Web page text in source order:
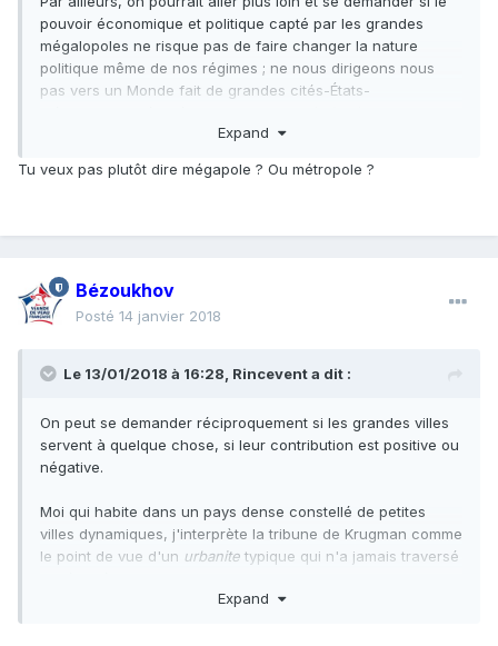
pouvoir économique et politique capté par les grandes
mégalopoles ne risque pas de faire changer la nature
politique même de nos régimes ; ne nous dirigeons nous
pas vers un Monde fait de grandes cités-États-
https://aeon.co/essays/the-end-of-a-world-
Expand
Tu veux pas plutôt dire mégapole ? Ou métropole ?
Bézoukhov
Posté 14 janvier 2018
Le 13/01/2018 à 16:28, Rinceventa dit :
On peut se demander réciproquement si les grandes villes
servent à quelque chose, si leur contribution est positive ou
négative.
Moi qui habite dans un pays dense constellé de petites
villes dynamiques, j'interprète la tribune de Krugman comme
le point de vue d'un urbanite typique qui n'a jamais traversé
leurs habitants comme relevant du même pays que lui, ce
Expand